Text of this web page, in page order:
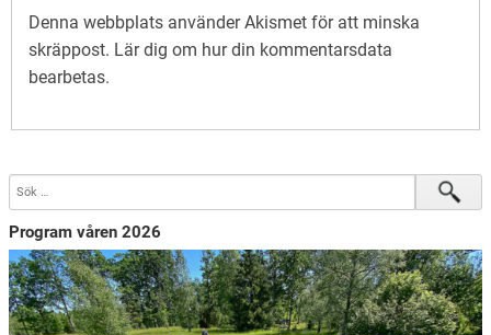
Denna webbplats använder Akismet för att minska
skräppost. Lär dig om hur din kommentarsdata
bearbetas.
Program våren 2026